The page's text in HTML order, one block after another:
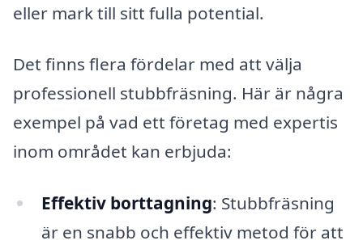
eller mark till sitt fulla potential.
Det finns flera fördelar med att välja
professionell stubbfräsning. Här är några
exempel på vad ett företag med expertis
inom området kan erbjuda:
Effektiv borttagning: Stubbfräsning
är en snabb och effektiv metod för att